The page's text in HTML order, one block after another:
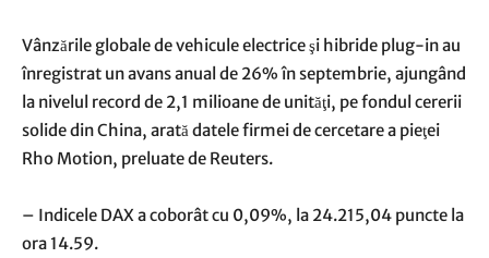
Vânzările globale de vehicule electrice şi hibride plug-in au
înregistrat un avans anual de 26% în septembrie, ajungând
la nivelul record de 2,1 milioane de unităţi, pe fondul cererii
solide din China, arată datele firmei de cercetare a pieţei
Rho Motion, preluate de Reuters.
– Indicele DAX a coborât cu 0,09%, la 24.215,04 puncte la
ora 14.59.